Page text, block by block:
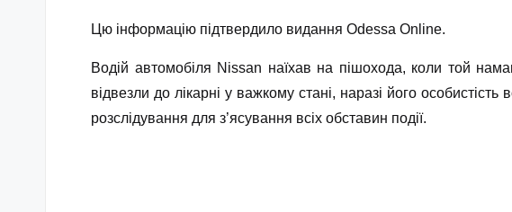
Цю інформацію підтвердило видання Оdessa Оnlinе.
Водій автомобіля Nissan наїхав на пішохода, коли той
відвезли до лікарні у важкому стані, наразі його
розслідування для з’ясування всіх обставин події.